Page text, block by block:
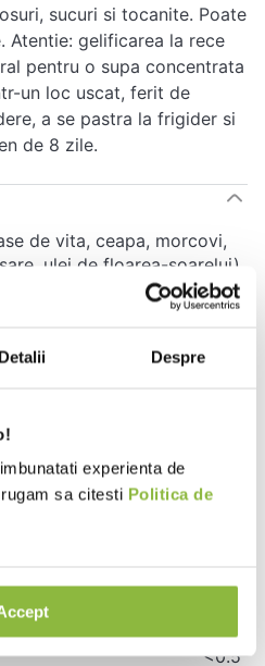
Detalii Despre
experienta de
sa citesti Politica de
sucuri si tocanite. Poate
Atentie: gelificarea la rece
pentru o supa concentrata
un loc uscat, ferit de
a se pastra la frigider si
de 8 zile.
de vita, ceapa, morcovi,
ulei de floarea-soarelui).
litru de supa s-au folosit
de vita si 125g de legume.
<0.5
(g)
<0.5